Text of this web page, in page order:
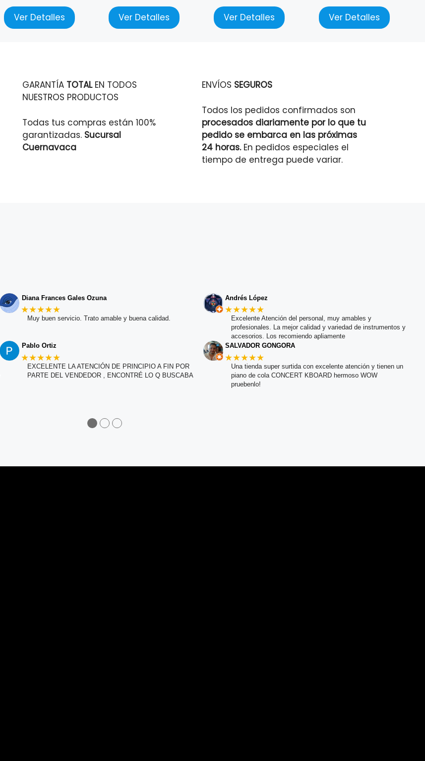
Ver Detalles Ver Detalles Ver Detalles Ver Detalles
GARANTÍA TOTALEN TODOS
NUESTROS PRODUCTOS
Todas tus compras están 100%
garantizadas. Sucursal
Cuernavaca
ENVÍOS SEGUROS
Todos los pedidos confirmados son
procesados diariamente por lo que tu
pedido se embarca en las próximas
24 horas.En pedidos especiales el
tiempo de entrega puede variar.
Diana Frances Gales Ozuna
★★★★★
Muy buen servicio. Trato amable y buena calidad.
Andrés López
★★★★★
Excelente Atención del personal, muy amables y
profesionales. La mejor calidad y variedad de instrumentos y
accesorios. Los recomiendo apliamente
Pablo Ortiz
★★★★★
EXCELENTE LA ATENCIÓN DE PRINCIPIO A FIN POR
PARTE DEL VENDEDOR , ENCONTRÉ LO Q BUSCABA
SALVADOR GONGORA
★★★★★
Una tienda super surtida con excelente atención y tienen un
piano de cola CONCERT KBOARD hermoso WOW
pruebenlo!
●●●